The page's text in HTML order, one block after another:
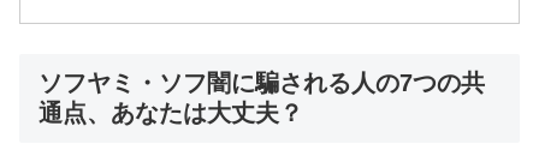
ソフヤミ・ソフ闇に騙される人の7つの共
通点、あなたは大丈夫？